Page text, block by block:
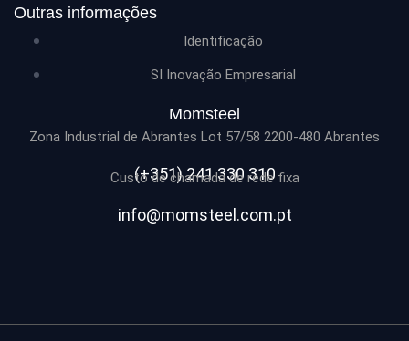
Outras informações
Identificação
SI Inovação Empresarial
Momsteel
Zona Industrial de Abrantes Lot 57/58 2200-480 Abrantes
(+351) 241 330 310
Custo de chamada de rede fixa
info@momsteel.com.pt